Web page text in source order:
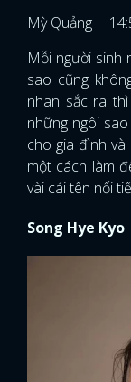
Mỳ Quảng
Mỗi người sinh
sao cũng
nhan sắc ra
những ngôi
cho gia đình
một cách làm
vài cái tên nổi
Song Hye Kyo